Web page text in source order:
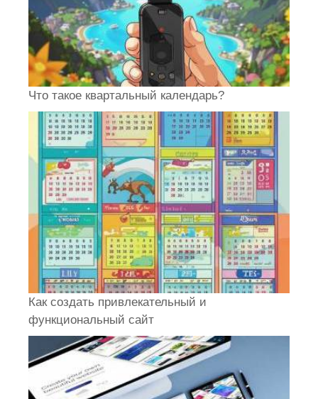
Что такое квартальный календарь?
Как создать привлекательный и
функциональный сайт